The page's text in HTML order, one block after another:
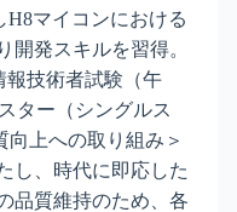
H8マイコンにおける
開発スキルを習得。
報技術者試験（午
ター（シングルス
上への取り組み＞
し、時代に即応した
品質維持のため、各